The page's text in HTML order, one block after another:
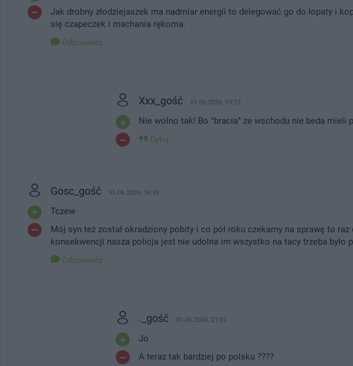
Jak drobny złodziejaszek ma nadmiar energii to delegować go do łopaty i
się czapeczek i machania rękoma.
Odpowiedz
Xxx_gość 01.06.2026, 19:12
Nie wolno tak! Bo "bracia" ze wschodu nie beda mieli
Cytuj
Gosc_gość 01.06.2026, 16:39
Tczew
Mój syn też został okradziony pobity i co pół roku czekamy na sprawę to
konsekwencji nasza policja jest nie udolna im wszystko na tacy trzeba było
Odpowiedz
._gość 01.06.2026, 21:02
Jo
A teraz tak bardziej po polsku ????